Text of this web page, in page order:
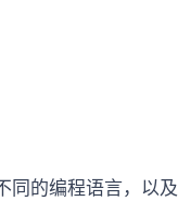
的编程语言，以